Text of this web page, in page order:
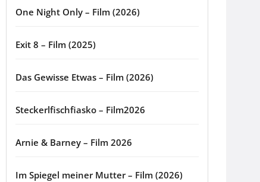
One Night Only – Film (2026)
Exit 8 – Film (2025)
Das Gewisse Etwas – Film (2026)
Steckerlfischfiasko – Film2026
Arnie & Barney – Film 2026
Im Spiegel meiner Mutter – Film (2026)